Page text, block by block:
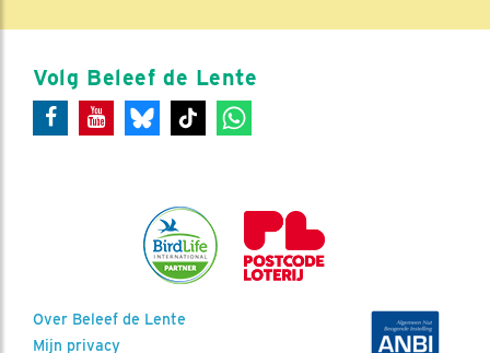
Volg Beleef de Lente
Over Beleef de Lente
Mijn privacy